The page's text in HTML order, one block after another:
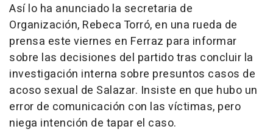
Así lo ha anunciado la secretaria de
Organización, Rebeca Torró, en una rueda de
prensa este viernes en Ferraz para informar
sobre las decisiones del partido tras concluir la
investigación interna sobre presuntos casos de
acoso sexual de Salazar. Insiste en que hubo un
error de comunicación con las víctimas, pero
niega intención de tapar el caso.